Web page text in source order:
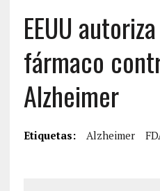
EEUU
fármaco
Alzheimer
Etiquetas: Alzheimer